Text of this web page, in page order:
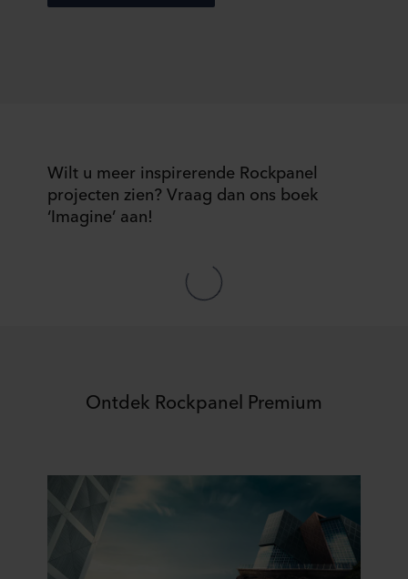
Wilt u meer inspirerende Rockpanel
projecten zien? Vraag dan ons boek
‘Imagine’ aan!
Ontdek Rockpanel Premium